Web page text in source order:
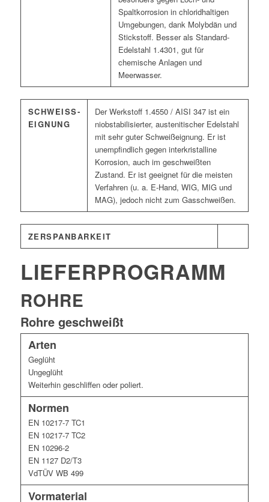
Spaltkorrosion in chloridhaltigen
Umgebungen, dank Molybdän und
Stickstoff. Besser als Standard-
Edelstahl 1.4301, gut für
chemische Anlagen und
Meerwasser.
SCHWEISS­E
IGNUNG
Der Werkstoff 1.4550 / AISI 347 ist ein
niobstabilisierter, austenitischer Edelstahl
mit sehr guter Schweißeignung. Er ist
unempfindlich gegen interkristalline
Korrosion, auch im geschweißten
Zustand. Er ist geeignet für die meisten
Verfahren (u. a. E-Hand, WIG, MIG und
MAG), jedoch nicht zum Gasschweißen.
ZERSPANBARKEIT
LIEFERPROGRAMM
ROHRE
Rohre geschweißt
Arten
Geglüht
Ungeglüht
Weiterhin geschliffen oder poliert.
Normen
EN 10217-7 TC1
EN 10217-7 TC2
EN 10296-2
EN 1127 D2/T3
VdTÜV WB 499
Vormaterial